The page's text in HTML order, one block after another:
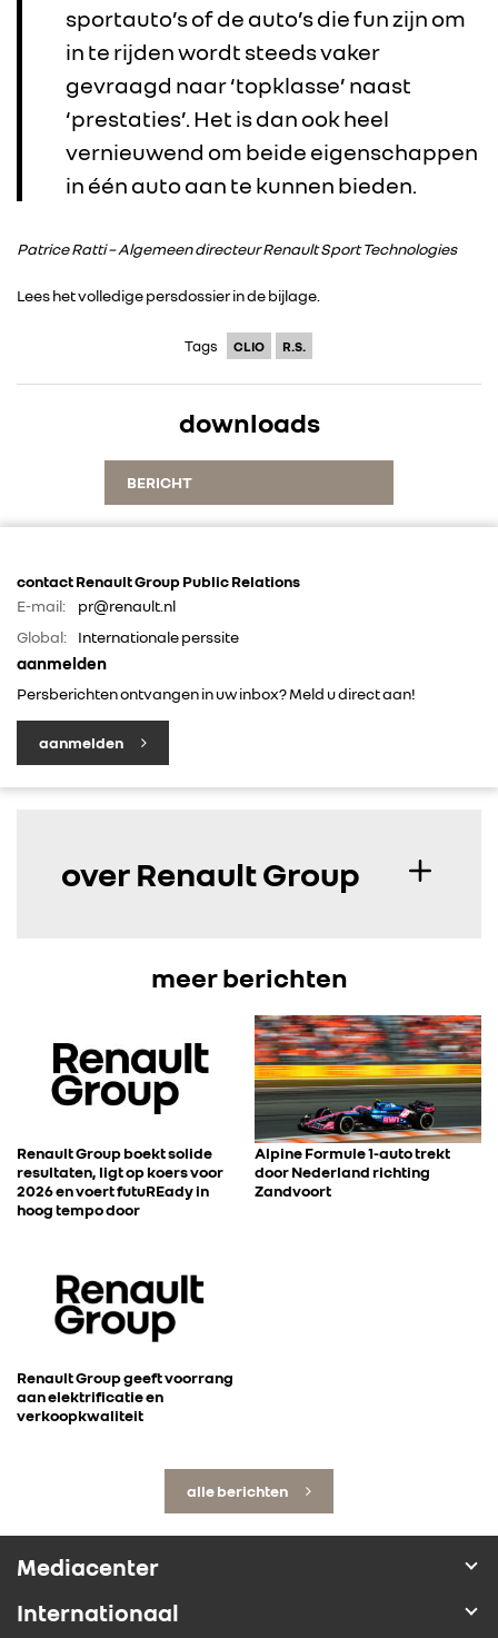
sportauto’s of de auto’s die fun zijn om
in te rijden wordt steeds vaker
gevraagd naar ‘topklasse’ naast
‘prestaties’. Het is dan ook heel
vernieuwend om beide eigenschappen
in één auto aan te kunnen bieden.
Patrice Ratti – Algemeen directeur Renault Sport Technologies
Lees het volledige persdossier in de bijlage.
Tags CLIO R.S.
downloads
BERICHT
contact Renault Group Public Relations
E-mail:
pr@renault.nl
Global:
Internationale perssite
aanmelden
Persberichten ontvangen in uw inbox? Meld u direct aan!
aanmelden
over Renault Group
meer berichten
Renault Group boekt solide
resultaten, ligt op koers voor
2026 en voert futuREady in
hoog tempo door
Alpine Formule 1-auto trekt
door Nederland richting
Zandvoort
Renault Group geeft voorrang
aan elektrificatie en
verkoopkwaliteit
alle berichten
Mediacenter
Internationaal